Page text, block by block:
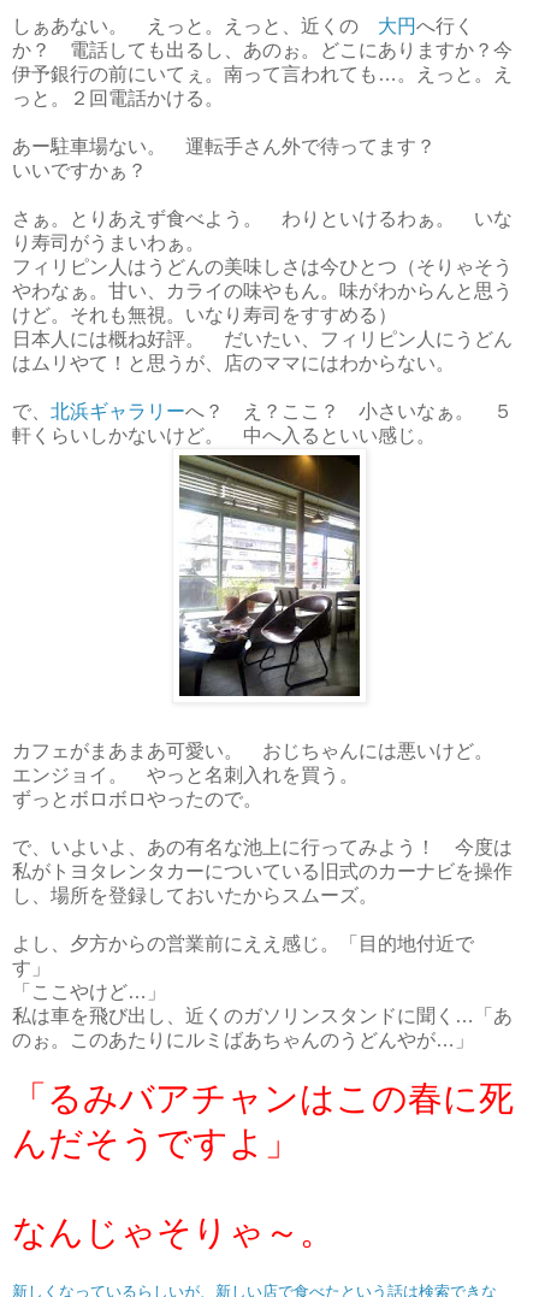
しぁあない。 えっと。えっと、近くの 大円へ行く
か？ 電話しても出るし、あのぉ。どこにありますか？今
伊予銀行の前にいてぇ。南って言われても…。えっと。え
っと。２回電話かける。
あー駐車場ない。 運転手さん外で待ってます？
いいですかぁ？
さぁ。とりあえず食べよう。 わりといけるわぁ。 いな
り寿司がうまいわぁ。
フィリピン人はうどんの美味しさは今ひとつ（そりゃそう
やわなぁ。甘い、カライの味やもん。味がわからんと思う
けど。それも無視。いなり寿司をすすめる）
日本人には概ね好評。 だいたい、フィリピン人にうどん
はムリやて！と思うが、店のママにはわからない。
で、 北浜ギャラリーへ？ え？ここ？ 小さいなぁ。 ５
軒くらいしかないけど。 中へ入るといい感じ。
カフェがまあまあ可愛い。 おじちゃんには悪いけど。
エンジョイ。 やっと名刺入れを買う。
ずっとボロボロやったので。
で、いよいよ、あの有名な池上に行ってみよう！ 今度は
私がトヨタレンタカーについている旧式のカーナビを操作
し、場所を登録しておいたからスムーズ。
よし、夕方からの営業前にええ感じ。「目的地付近で
す」
「ここやけど…」
私は車を飛び出し、近くのガソリンスタンドに聞く…「あ
のぉ。このあたりにルミばあちゃんのうどんやが…」
「るみバアチャンはこの春に死
んだそうですよ」
なんじゃそりゃ～。
新しくなっているらしいが、新しい店で食べたという話は検索できな